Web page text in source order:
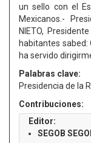
un sello con el
Mexicanos.-
NIETO,
habitantes sabed:
ha servido
Palabras clave:
Presidencia de la
Contribuciones:
Editor:
SEGOB